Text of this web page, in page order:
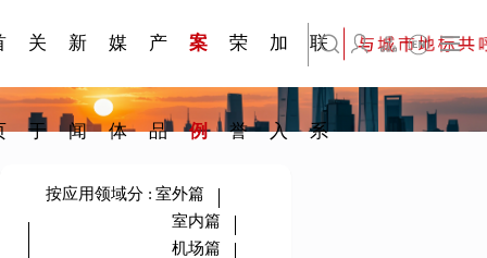
关
于
新
闻
媒
体
产
品
案
例
荣
誉
加
入
常见问题FAQ
联
系
English
按应用领域分 : 室外篇
室内篇
机场篇